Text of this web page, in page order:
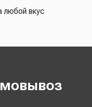
любой вкус